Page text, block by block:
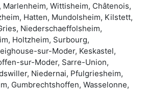
Wittisheim, Châtenois,
Hatten, Mundolsheim, Kilstett,
Niederschaeffolsheim,
Holtzheim, Surbourg,
sur-Moder, Keskastel,
sur-Moder, Sarre-Union,
Niedernai, Pfulgriesheim,
Gumbrechtshoffen, Wasselonne,